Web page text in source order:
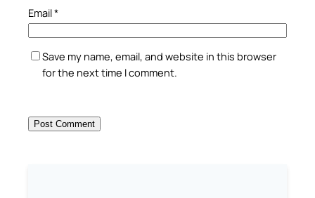
Email*
Save my name, email, and website in this browser
for the next time I comment.